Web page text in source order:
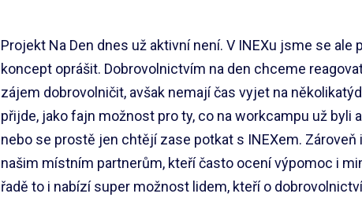
Projekt Na Den dnes už aktivní není. V INEXu jsme se
koncept oprášit. Dobrovolnictvím na den chceme
zájem dobrovolničit, avšak nemají čas vyjet na
přijde, jako fajn možnost pro ty, co na workcampu už byli
nebo se prostě jen chtějí zase potkat s INEXem.
našim místním partnerům, kteří často ocení výpomoc i
řadě to i nabízí super možnost lidem, kteří o